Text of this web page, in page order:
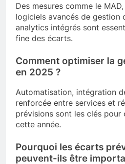
Des mesures comme le
logiciels avancés de gestion
analytics intégrés sont
fine des écarts.
Comment optimiser la
en 2025 ?
Automatisation, intégration
renforcée entre services et
prévisions sont les clés pour
cette année.
Pourquoi les écarts
peuvent-ils être